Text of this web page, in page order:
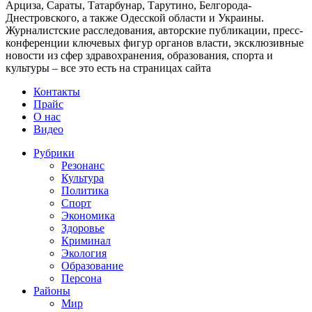
Арциза, Сараты, Татарбунар, Тарутино, Белгорода-
Днестровского, а также Одесской области и Украины.
Журналистские расследования, авторские публикации, пресс-
конференции ключевых фигур органов власти, эксклюзивные
новости из сфер здравохранения, образования, спорта и
культуры – все это есть на страницах сайта
Контакты
Прайс
О нас
Видео
Рубрики
Резонанс
Культура
Политика
Спорт
Экономика
Здоровье
Криминал
Экология
Образование
Персона
Районы
Мир